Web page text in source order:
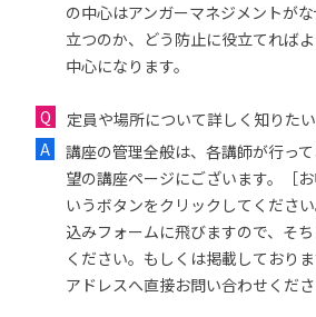
の中心はアンガーマネジメントが
立つのか、どう防止に役立てれば
中心になります。
定員や場所について詳しく知りたい
講座の管理全般は、各講師が行っ
望の講座ページにございます。［
いうボタンをクリックしてくださ
込みフォームに飛びますので、そ
ください。もしくは掲載しており
アドレスへ直接お問い合わせくださ